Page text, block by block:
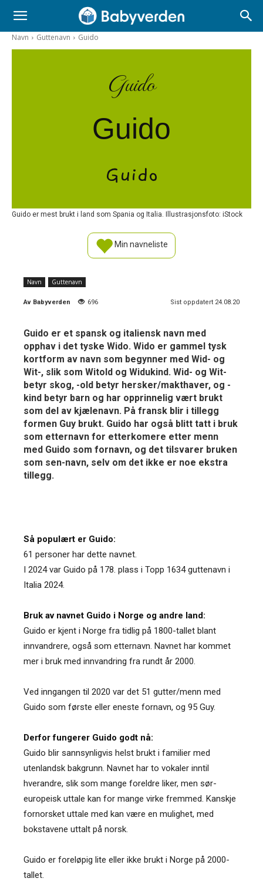
Navn Guttenavn Guido
Guido
Guido
Guido
Guido er mest brukt i land som Spania og Italia. Illustrasjonsfoto: iStock
Min navneliste
Navn Guttenavn
Av Babyverden 696 Sist oppdatert 24.08.20
Guido er et spansk og italiensk navn med
opphav i det tyske Wido. Wido er gammel tysk
kortform av navn som begynner med Wid- og
Wit-, slik som Witold og Widukind. Wid- og Wit-
betyr skog, -old betyr hersker/makthaver, og -
kind betyr barn og har opprinnelig vært brukt
som del av kjælenavn. På fransk blir i tillegg
formen Guy brukt. Guido har også blitt tatt i bruk
som etternavn for etterkomere etter menn
med Guido som fornavn, og det tilsvarer bruken
som sen-navn, selv om det ikke er noe ekstra
tillegg.
Så populært er Guido:
61 personer har dette navnet.
I 2024 var Guido på 178. plass i Topp 1634 guttenavn i
Italia 2024.
Bruk av navnet Guido i Norge og andre land:
Guido er kjent i Norge fra tidlig på 1800-tallet blant
innvandrere, også som etternavn. Navnet har kommet
mer i bruk med innvandring fra rundt år 2000.
Ved inngangen til 2020 var det 51 gutter/menn med
Guido som første eller eneste fornavn, og 95 Guy.
Derfor fungerer Guido godt nå:
Guido blir sannsynligvis helst brukt i familier med
utenlandsk bakgrunn. Navnet har to vokaler inntil
hverandre, slik som mange foreldre liker, men sør-
europeisk uttale kan for mange virke fremmed. Kanskje
fornorsket uttale med kan være en mulighet, med
bokstavene uttalt på norsk.
Guido er foreløpig lite eller ikke brukt i Norge på 2000-
tallet.